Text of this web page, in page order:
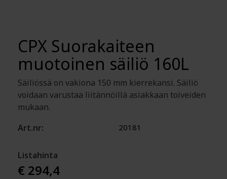
CPX Suorakaiteen
muotoinen säiliö 160L
Säiliössä on vakiona 150 mm kierrekansi. Säiliö
voidaan varustaa liitännöillä asiakkaan toiveiden
mukaan.
Art.nr:
20181
Listahinta
€ 294,4